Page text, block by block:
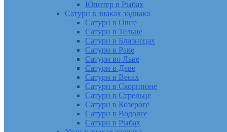
Юпитер в Рыбах
Сатурн в знаках зодиака
Сатурн в Овне
Сатурн в Тельце
Сатурн в Близнецах
Сатурн в Раке
Сатурн во Льве
Сатурн в Деве
Сатурн в Весах
Сатурн в Скорпионе
Сатурн в Стрельце
Сатурн в Козероге
Сатурн в Водолее
Сатурн в Рыбах